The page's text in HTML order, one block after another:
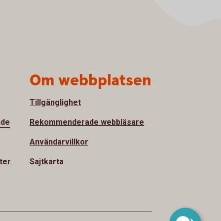
Om webbplatsen
Tillgänglighet
Rekommenderade webbläsare
Användarvillkor
Sajtkarta